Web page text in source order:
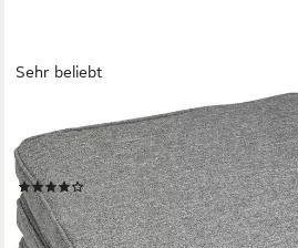
Sehr beliebt
Stuhlkissen 4er Set Stuhlkissen
4er Set 40x40x5cm Grau
(30)
ab 54,99 € 66,93 €
-18%